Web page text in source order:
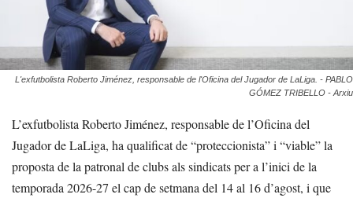
L'exfutbolista Roberto Jiménez, responsable de l'Oficina del Jugador de LaLiga. - PABLO
GÓMEZ TRIBELLO - Arxiu
L’exfutbolista Roberto Jiménez, responsable de l’Oficina del
Jugador de LaLiga, ha qualificat de “proteccionista” i “viable” la
proposta de la patronal de clubs als sindicats per a l’inici de la
temporada 2026-27 el cap de setmana del 14 al 16 d’agost, i que